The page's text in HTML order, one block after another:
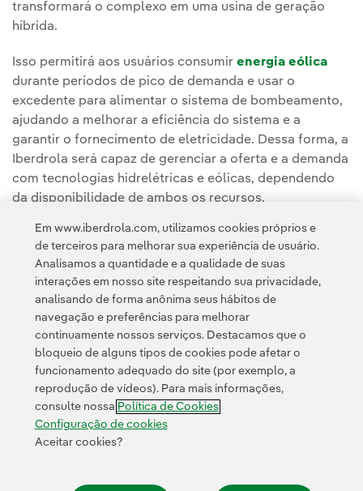
transformará o complexo em uma usina de geração
híbrida.
Isso permitirá aos usuários consumir energia eólica
durante períodos de pico de demanda e usar o
excedente para alimentar o sistema de bombeamento,
ajudando a melhorar a eficiência do sistema e a
garantir o fornecimento de eletricidade. Dessa forma, a
Iberdrola será capaz de gerenciar a oferta e a demanda
com tecnologias hidrelétricas e eólicas, dependendo
da disponibilidade de ambos os recursos.
Política de Privacidade Informação legal
Transparência no uso da IA Política de cookies Configuração de cookies
Acessibilidade Canal de denúncias
© 2026 Iberdrola, S.A. Todos os direitos reservados.
Em www.iberdrola.com, utilizamos cookies próprios e
de terceiros para melhorar sua experiência de usuário.
Analisamos a quantidade e a qualidade de suas
interações em nosso site respeitando sua privacidade,
analisando de forma anônima seus hábitos de
navegação e preferências para melhorar
continuamente nossos serviços. Destacamos que o
bloqueio de alguns tipos de cookies pode afetar o
funcionamento adequado do site (por exemplo, a
reprodução de vídeos). Para mais informações,
consulte nossa Política de Cookies
Configuração de cookies
Aceitar cookies?